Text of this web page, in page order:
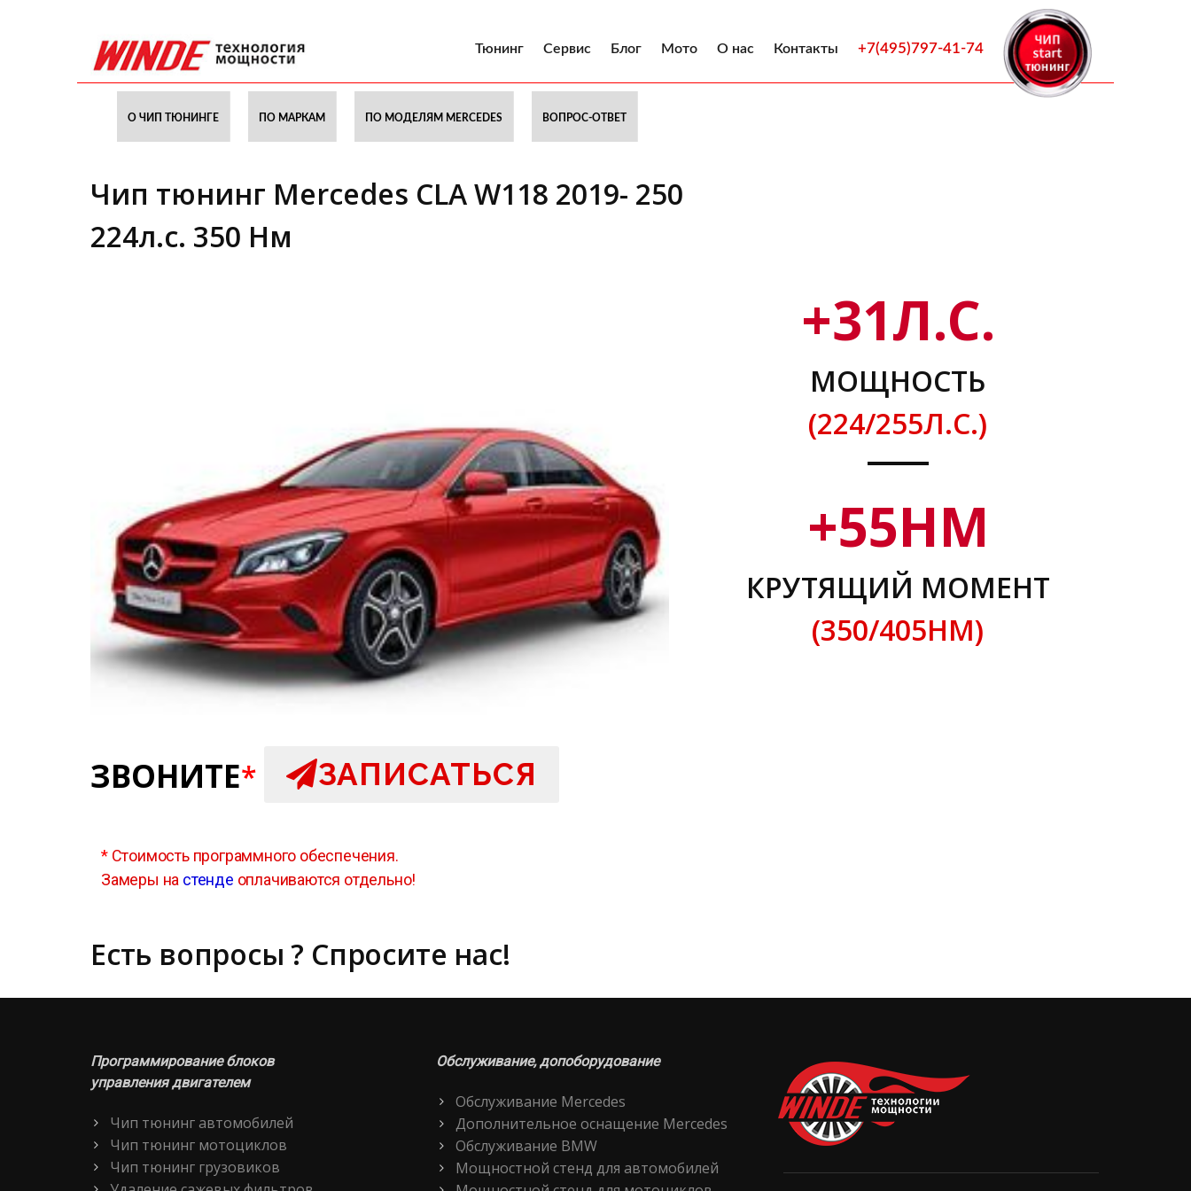
Тюнинг Сервис Блог Мото О нас Контакты +7(495)797-41-74
О ЧИП ТЮНИНГЕ ПО МАРКАМ ПО МОДЕЛЯМ MERCEDES ВОПРОС-ОТВЕТ
Чип тюнинг Mercedes CLA W118 2019- 250
224л.с. 350 Нм
ЗВОНИТЕ* ЗАПИСАТЬСЯ
*Стоимость программного обеспечения.
Замеры на стенде оплачиваются отдельно!
+31Л.С.
МОЩНОСТЬ
(224/255Л.С.)
+55НМ
КРУТЯЩИЙ МОМЕНТ
(350/405НМ)
Есть вопросы ? Спросите нас!
Программирование блоков
управления двигателем
Чип тюнинг автомобилей
Чип тюнинг мотоциклов
Чип тюнинг грузовиков
Обслуживание, допоборудование
Обслуживание Mercedes
Дополнительное оснащение Mercedes
Обслуживание BMW
Мощностной стенд для автомобилей